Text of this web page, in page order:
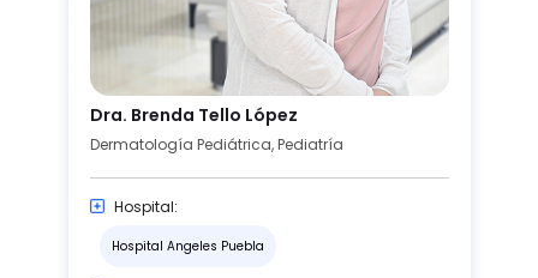
Dra. Brenda Tello López
Dermatología Pediátrica, Pediatría
Hospital:
Hospital Angeles Puebla